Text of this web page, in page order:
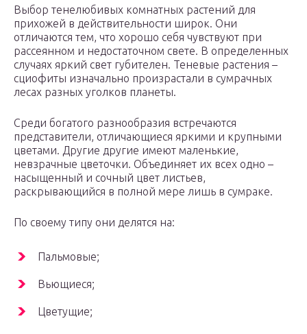
Выбор тенелюбивых комнатных растений для
прихожей в действительности широк. Они
отличаются тем, что хорошо себя чувствуют при
рассеянном и недостаточном свете. В определенных
случаях яркий свет губителен. Теневые растения –
сциофиты изначально произрастали в сумрачных
лесах разных уголков планеты.
Среди богатого разнообразия встречаются
представители, отличающиеся яркими и крупными
цветами. Другие другие имеют маленькие,
невзрачные цветочки. Объединяет их всех одно –
насыщенный и сочный цвет листьев,
раскрывающийся в полной мере лишь в сумраке.
По своему типу они делятся на:
Пальмовые;
Вьющиеся;
Цветущие;